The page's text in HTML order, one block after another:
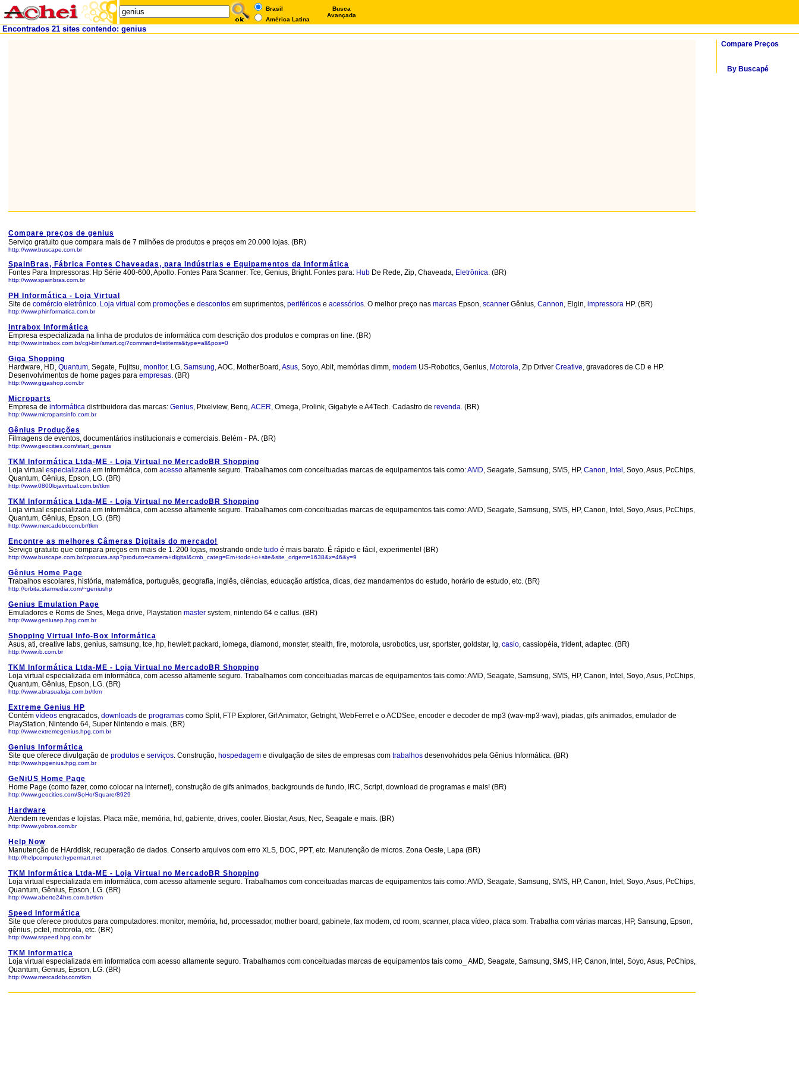
Brasil
América Latina
Busca
Avançada
Encontrados 21 sites contendo: genius
Compare preços de genius
Serviço gratuito que compara mais de 7 milhões de produtos e preços em 20.000 lojas. (BR)
http://www.buscape.com.br
SpainBras, Fábrica Fontes Chaveadas, para Indústrias e Equipamentos da Informática
Fontes Para Impressoras: Hp Série 400-600, Apollo. Fontes Para Scanner: Tce, Genius, Bright. Fontes para: Hub De Rede, Zip, Chaveada, Eletrônica. (BR)
http://www.spainbras.com.br
PH Informática - Loja Virtual
Site de comércio eletrônico. Loja virtual com promoções e descontos em suprimentos, periféricos e acessórios. O melhor preço nas marcas Epson, scanner Gênius, Cannon, Elgin, impressora HP. (BR)
http://www.phinformatica.com.br
Intrabox Informática
Empresa especializada na linha de produtos de informática com descrição dos produtos e compras on line. (BR)
http://www.intrabox.com.br/cgi-bin/smart.cgi?command=listitems&type=all&pos=0
Giga Shopping
Hardware, HD, Quantum, Segate, Fujitsu, monitor, LG, Samsung, AOC, MotherBoard,Asus, Soyo, Abit, memórias dimm, modem US-Robotics, Genius, Motorola, Zip Driver Creative, gravadores de CD e HP.
Desenvolvimentos de home pages para empresas. (BR)
http://www.gigashop.com.br
Microparts
Empresa de informática distribuidora das marcas: Genius, Pixelview, Benq,ACER, Omega, Prolink, Gigabyte e A4Tech. Cadastro de revenda. (BR)
http://www.micropartsinfo.com.br
Gênius Produções
Filmagens de eventos, documentários institucionais e comerciais. Belém - PA. (BR)
http://www.geocities.com/start_genius
TKM Informática Ltda-ME - Loja Virtual no MercadoBR Shopping
Loja virtual especializada em informática, com acesso altamente seguro. Trabalhamos com conceituadas marcas de equipamentos tais como:AMD, Seagate, Samsung, SMS, HP, Canon, Intel , Soyo, Asus, PcChips,
Quantum, Gênius, Epson, LG. (BR)
http://www.0800lojavirtual.com.br/tkm
TKM Informática Ltda-ME - Loja Virtual no MercadoBR Shopping
Loja virtual especializada em informática, com acesso altamente seguro. Trabalhamos com conceituadas marcas de equipamentos tais como: AMD, Seagate, Samsung, SMS, HP, Canon, Intel, Soyo, Asus, PcChips,
Quantum, Gênius, Epson, LG. (BR)
http://www.mercadobr.com.br/tkm
Encontre as melhores Câmeras Digitais do mercado!
Serviço gratuito que compara preços em mais de 1. 200 lojas, mostrando onde tudo é mais barato. É rápido e fácil, experimente! (BR)
http://www.buscape.com.br/cprocura.asp?produto=camera+digital&cmb_categ=Em+todo+o+site&site_origem=1638&x=46&y=9
Gênius Home Page
Trabalhos escolares, história, matemática, português, geografia, inglês, ciências, educação artística, dicas, dez mandamentos do estudo, horário de estudo, etc. (BR)
http://orbita.starmedia.com/~geniushp
Genius Emulation Page
Emuladores e Roms de Snes, Mega drive, Playstation master system, nintendo 64 e callus. (BR)
http://www.geniusep.hpg.com.br
Shopping Virtual Info-Box Informática
Asus, ati, creative labs, genius, samsung, tce, hp, hewlett packard, iomega, diamond, monster, stealth, fire, motorola, usrobotics, usr, sportster, goldstar, lg, casio, cassiopéia, trident, adaptec. (BR)
http://www.ib.com.br
TKM Informática Ltda-ME - Loja Virtual no MercadoBR Shopping
Loja virtual especializada em informática, com acesso altamente seguro. Trabalhamos com conceituadas marcas de equipamentos tais como: AMD, Seagate, Samsung, SMS, HP, Canon, Intel, Soyo, Asus, PcChips,
Quantum, Gênius, Epson, LG. (BR)
http://www.abrasualoja.com.br/tkm
Extreme Genius HP
Contém vídeos engracados, downloads de programas como Split, FTP Explorer, Gif Animator, Getright, WebFerret e o ACDSee, encoder e decoder de mp3 (wav-mp3-wav), piadas, gifs animados, emulador de
PlayStation, Nintendo 64, Super Nintendo e mais. (BR)
http://www.extremegenius.hpg.com.br
Genius Informática
Site que oferece divulgação de produtos e serviços. Construção, hospedagem e divulgação de sites de empresas com trabalhos desenvolvidos pela Gênius Informática. (BR)
http://www.hpgenius.hpg.com.br
GeNiUS Home Page
Home Page (como fazer, como colocar na internet), construção de gifs animados, backgrounds de fundo, IRC, Script, download de programas e mais! (BR)
http://www.geocities.com/SoHo/Square/8929
Hardware
Atendem revendas e lojistas. Placa mãe, memória, hd, gabiente, drives, cooler. Biostar, Asus, Nec, Seagate e mais. (BR)
http://www.yobros.com.br
Help Now
Manutenção de HArddisk, recuperação de dados. Conserto arquivos com erro XLS, DOC, PPT, etc. Manutenção de micros. Zona Oeste, Lapa (BR)
http://helpcomputer.hypermart.net
TKM Informática Ltda-ME - Loja Virtual no MercadoBR Shopping
Loja virtual especializada em informática, com acesso altamente seguro. Trabalhamos com conceituadas marcas de equipamentos tais como: AMD, Seagate, Samsung, SMS, HP, Canon, Intel, Soyo, Asus, PcChips,
Quantum, Gênius, Epson, LG. (BR)
http://www.aberto24hrs.com.br/tkm
Speed Informática
Site que oferece produtos para computadores: monitor, memória, hd, processador, mother board, gabinete, fax modem, cd room, scanner, placa vídeo, placa som. Trabalha com várias marcas, HP, Sansung, Epson,
gênius, pctel, motorola, etc. (BR)
http://www.sspeed.hpg.com.br
TKM Informatica
Loja virtual especializada em informatica com acesso altamente seguro. Trabalhamos com conceituadas marcas de equipamentos tais como_ AMD, Seagate, Samsung, SMS, HP, Canon, Intel, Soyo, Asus, PcChips,
Quantum, Genius, Epson, LG. (BR)
http://www.mercadobr.com/tkm
Compare Preços
By Buscapé